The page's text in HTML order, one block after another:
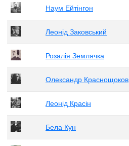
Наум Ейтінгон
Леонід Заковський
Розалія Землячка
Олександр Краснощоков
Леонід Красін
Бела Кун